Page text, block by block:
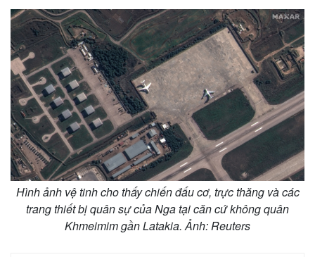
Hình ảnh vệ tinh cho thấy chiến đấu cơ, trực thăng và các
trang thiết bị quân sự của Nga tại căn cứ không quân
Khmeimim gần Latakia. Ảnh: Reuters